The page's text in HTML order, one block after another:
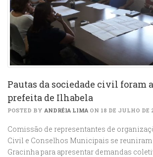
Pautas da sociedade civil foram
prefeita de Ilhabela
POSTED BY ANDRÉIA LIMA ON 18 DE JULHO DE
Comissão de representantes de
Civil e Conselhos Municipais se reuniram
Gracinha para apresentar demandas